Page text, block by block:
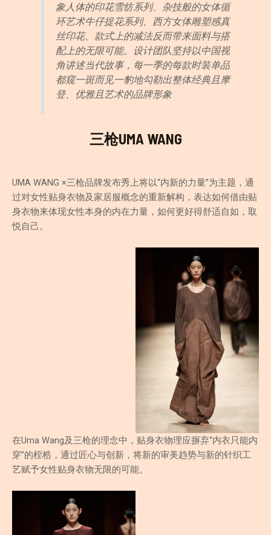
象人体的印花雪纺系列、杂技般的女体循
环艺术牛仔提花系列、西方女体雕塑感真
丝印花、款式上的减法反而带来面料与搭
配上的无限可能。设计团队坚持以中国视
角讲述当代故事，每一季的每款时装单品
都窥一斑而见一豹地勾勒出整体经典且摩
登、优雅且艺术的品牌形象
三枪UMA WANG
UMA WANG ×三枪品牌发布秀上将以“内新的力量”为主题，通
过对女性贴身衣物及家居服概念的重新解构，表达如何借由贴
身衣物来体现女性本身的内在力量，如何更好得舒适自如，取
悦自己。
在Uma Wang及三枪的理念中，贴身衣物理应摒弃“内衣只能内
穿”的桎梏，通过匠心与创新，将新的审美趋势与新的针织工
艺赋予女性贴身衣物无限的可能。